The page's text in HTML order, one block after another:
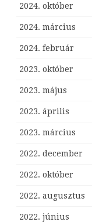
2024. október
2024. március
2024. február
2023. október
2023. május
2023. április
2023. március
2022. december
2022. október
2022. augusztus
2022. június